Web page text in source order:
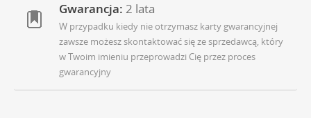
Gwarancja: 2 lata
W przypadku kiedy nie otrzymasz karty gwarancyjnej
zawsze możesz skontaktować się ze sprzedawcą, który
w Twoim imieniu przeprowadzi Cię przez proces
gwarancyjny